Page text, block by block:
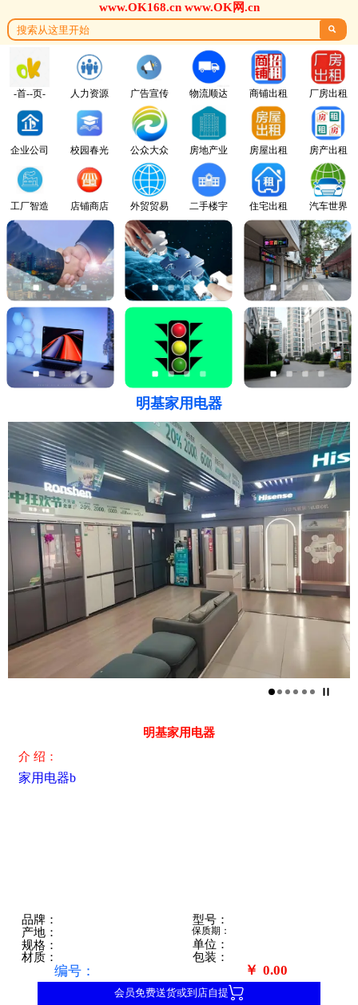
www.OK168.cn www.OK网.cn

-首--页-
企业公司
工厂智造
人力资源
校园春光
店铺商店
广告宣传
公众大众
外贸贸易
物流顺达
房地产业
二手楼宇
商铺出租
房屋出租
住宅出租
厂房出租
房产出租
汽车世界
明基家用电器
明基家用电器
介 绍：
家用电器b
品牌：
型号：
产地：
保质期：
规格：
单位：
材质：
包装：
编号： ￥ 0.00
会员免费送货或到店自提 